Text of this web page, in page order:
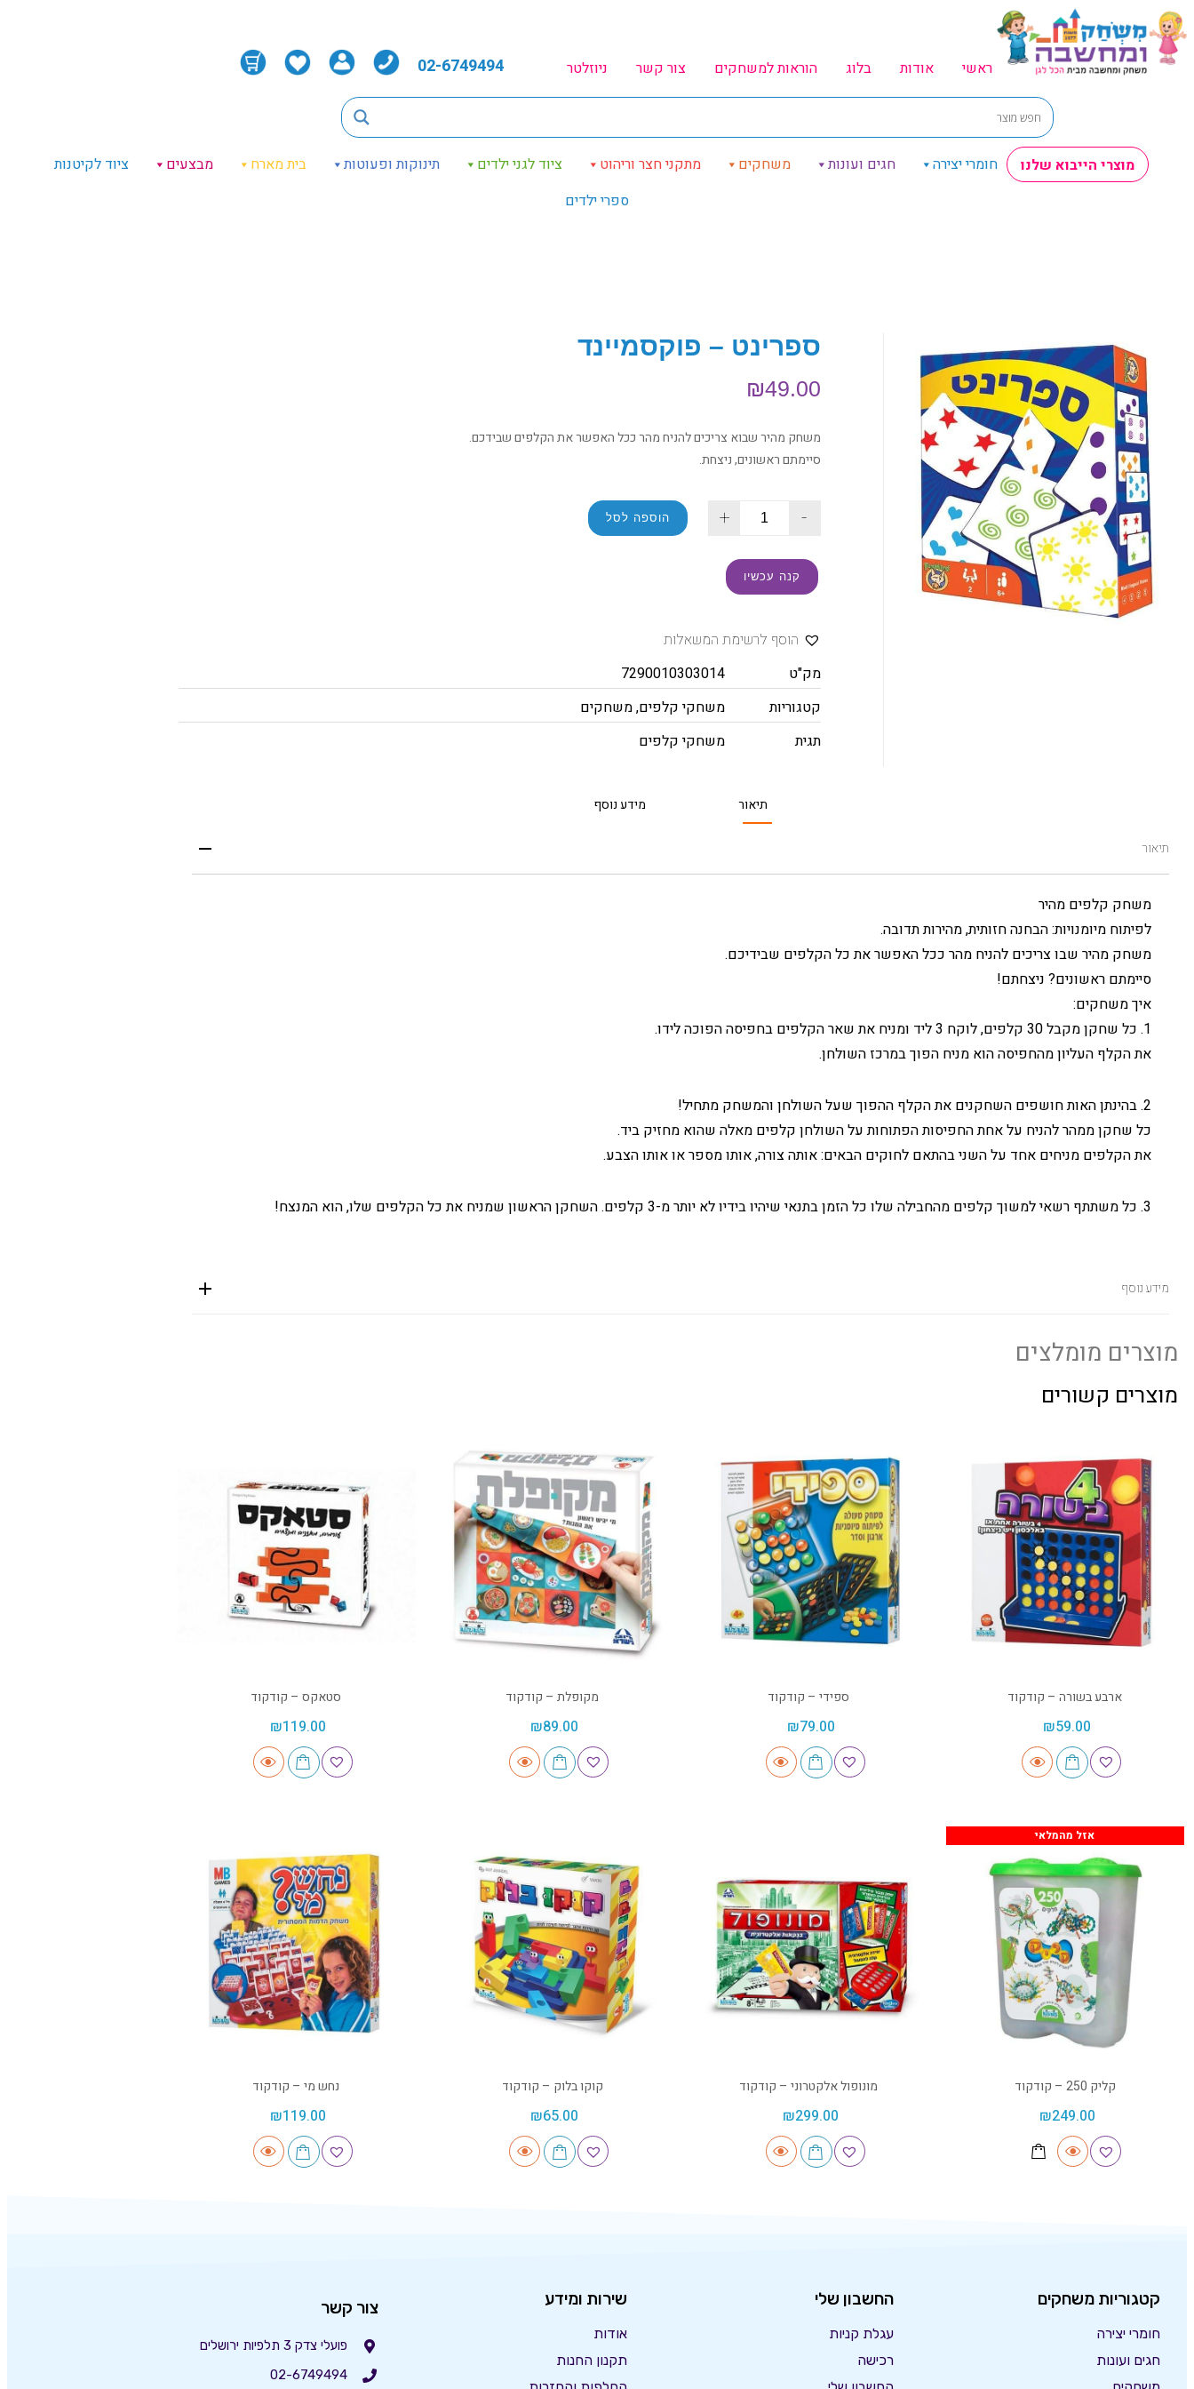
ראשי אודות בלוג הוראות למשחקים צור קשר ניוזלטר 02-6749494
מוצרי הייבוא שלנו חומרי יצירה חגים ועונות משחקים מתקני חצר וריהוט ציוד לגני ילדים תינוקות ופעוטות בית מארח מבצעים
ציוד לקיטנות
ספרי ילדים
ספרינט – פוקסמיינד
₪49.00
משחק מהיר שבוא צריכים להניח מהר ככל האפשר את הקלפים שבידכם.
סיימתם ראשונים, ניצחת.
-
+ הוספה לסל
קנה עכשיו
הוסף לרשימת המשאלות
מק"ט
7290010303014
קטגוריות
משחקי קלפים,משחקים
תגית
משחקי קלפים
תיאור מידע נוסף
תיאור
משחק קלפים מהיר
לפיתוח מיומנויות: הבחנה חזותית, מהירות תדובה.
משחק מהיר שבו צריכים להניח מהר ככל האפשר את כל הקלפים שבידיכם.
סיימתם ראשונים? ניצחתם!
איך משחקים:
1. כל שחקן מקבל 30 קלפים, לוקח 3 ליד ומניח את שאר הקלפים בחפיסה הפוכה לידו.
את הקלף העליון מהחפיסה הוא מניח הפוך במרכז השולחן.
2. בהינתן האות חושפים השחקנים את הקלף ההפוך שעל השולחן והמשחק מתחיל!
כל שחקן ממהר להניח על אחת החפיסות הפתוחות על השולחן קלפים מאלה שהוא מחזיק ביד.
את הקלפים מניחים אחד על השני בהתאם לחוקים הבאים: אותה צורה, אותו מספר או אותו הצבע.
3. כל משתתף רשאי למשוך קלפים מהחבילה שלו כל הזמן בתנאי שיהיו בידיו לא יותר מ-3 קלפים. השחקן הראשון שמניח את כל הקלפים שלו, הוא המנצח!
מידע נוסף
מוצרים מומלצים
מוצרים קשורים
ארבע בשורה – קודקוד
₪59.00
ספידי – קודקוד
₪79.00
מקופלת – קודקוד
₪89.00
סטאקס – קודקוד
₪119.00
אזל מהמלאי
קליק 250 – קודקוד
₪249.00
מונופול אלקטרוני – קודקוד
₪299.00
קוקו בלוק – קודקוד
₪65.00
נחש מי – קודקוד
₪119.00
קטגוריות משחקים
חומרי יצירה
חגים ועונות
החשבון שלי
עגלת קניות
רכישה
שירות ומידע
אודות
תקנון החנות
צור קשר
פועלי צדק 3 תלפיות ירושלים
02-6749494